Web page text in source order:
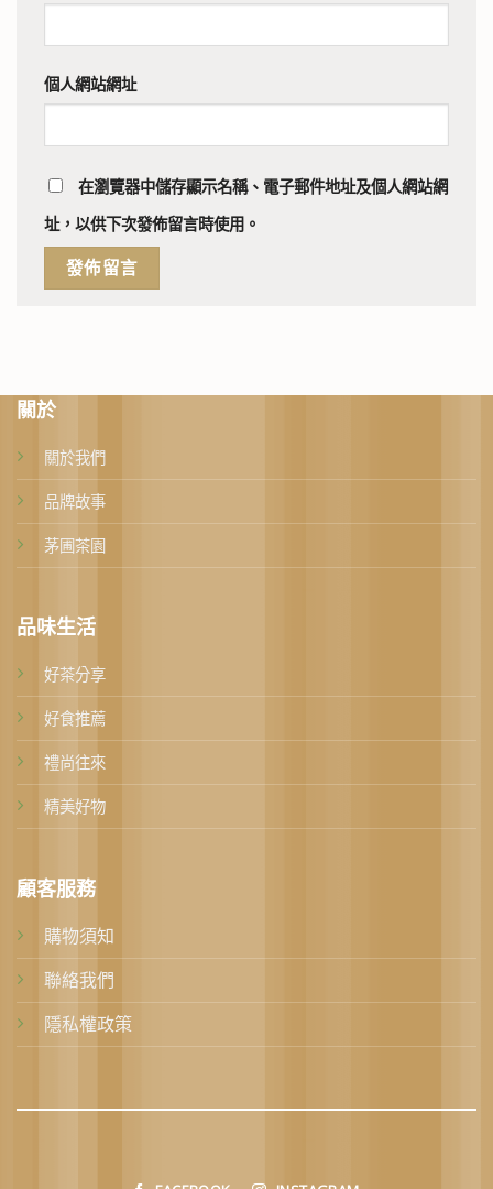
個人網站網址
在瀏覽器中儲存顯示名稱、電子郵件地址及個人網站網
址，以供下次發佈留言時使用。
關於
關於我們
品牌故事
茅圃茶園
品味生活
好茶分享
好食推薦
禮尚往來
精美好物
顧客服務
購物須知
聯絡我們
隱私權政策